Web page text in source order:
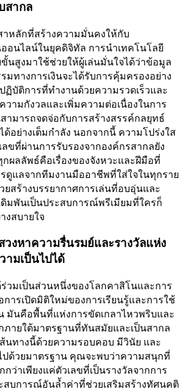
สากล
าหลักที่สร้างความมั่นคงให้กับ
อนไลน์ในยุคดิจิทัล การนำเทคโนโลยี
นสูงมาใช้ช่วยให้ผู้เล่นมั่นใจได้ว่าข้อมูล
ทางการเงินจะได้รับการคุ้มครองอย่าง
บัติการที่ทำงานด้วยความรวดเร็วและ
วามกังวลและเพิ่มความต่อเนื่องในการ
ามารถจดจ่อกับการสร้างสรรค์กลยุทธ์
อย่างเต็มกำลัง นอกจากนี้ ความโปร่งใส
ขที่ผ่านการรับรองจากองค์กรสากลยัง
กผลลัพธ์คือเรื่องของจังหวะและฝีมือที่
ดูแลจากทีมงานมืออาชีพที่ใส่ใจในทุกราย
ยสร้างบรรยากาศการเล่นที่อบอุ่นและ
มพันเป็นประสบการณ์พรีเมียมที่ใครก็
งสบายใจ
งหาความรื่นรมย์และรางวัลแห่ง
ามเป็นไปได้
วมเป็นส่วนหนึ่งของโลกคาสิโนและการ
ารเปิดมิติใหม่ของการเรียนรู้และการใช้
มันคือพื้นที่แห่งการขัดเกลาไหวพริบและ
ภายใต้มาตรฐานที่ทันสมัยและเป็นสากล
นทางนี้ด้วยความรอบคอบ มีวินัย และ
ปด้วยมาตรฐาน คุณจะพบว่าความสนุกที่
ว่าเพียงแค่ตัวเลขที่เป็นรางวัลจากการ
สบการณ์อันล้ำค่าที่ช่วยเสริมสร้างทัศนคติ